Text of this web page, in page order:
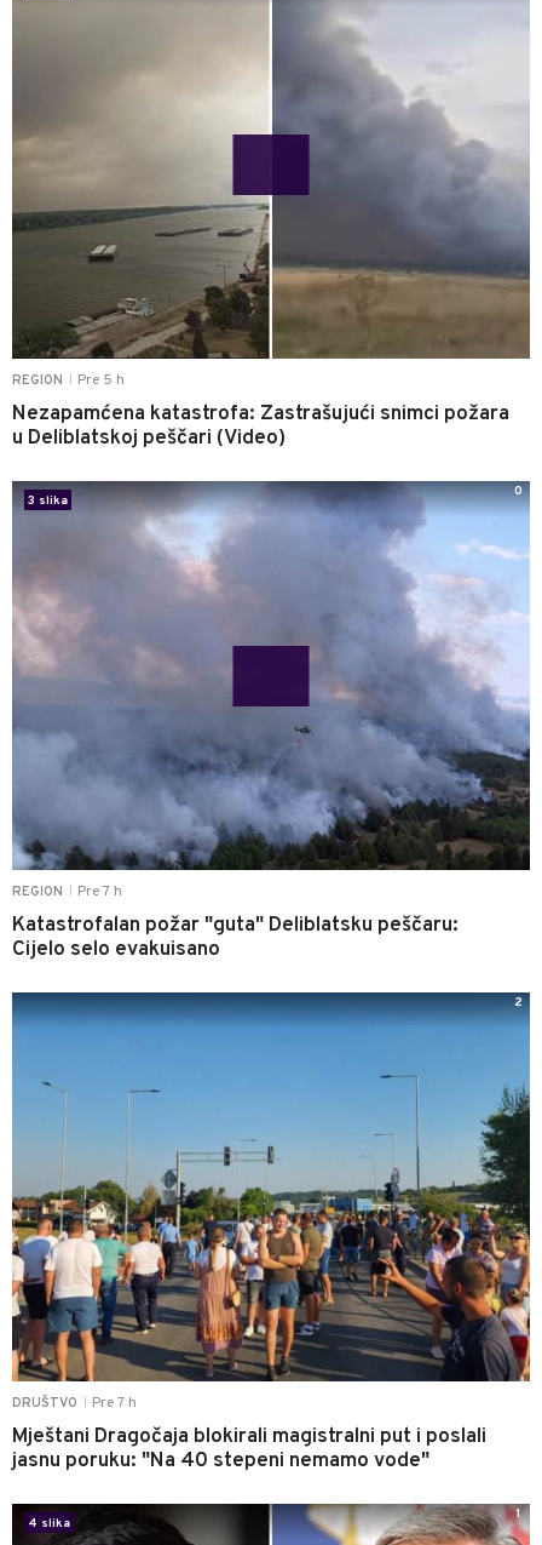
REGION Pre 5 h
Nezapamćena katastrofa: Zastrašujući snimci požara
u Deliblatskoj peščari (Video)
REGION Pre 7 h
Katastrofalan požar "guta" Deliblatsku peščaru:
Cijelo selo evakuisano
3 slika
0
DRUŠTVO Pre 7 h
Mještani Dragočaja blokirali magistralni put i poslali
jasnu poruku: "Na 40 stepeni nemamo vode"
2
4 slika
1